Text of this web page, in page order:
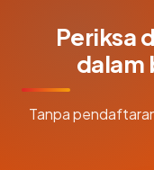
Periksa
dalam
Tanpa